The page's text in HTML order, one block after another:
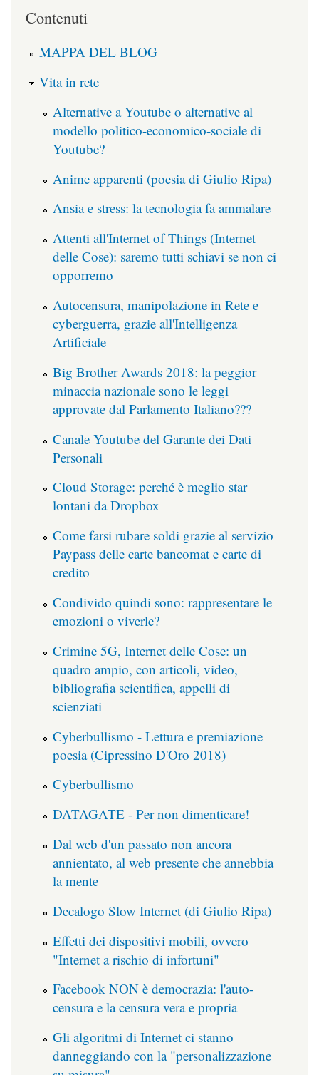
Contenuti
MAPPA DEL BLOG
Vita in rete
Alternative a Youtube o alternative al
modello politico-economico-sociale di
Youtube?
Anime apparenti (poesia di Giulio Ripa)
Ansia e stress: la tecnologia fa ammalare
Attenti all'Internet of Things (Internet
delle Cose): saremo tutti schiavi se non ci
opporremo
Autocensura, manipolazione in Rete e
cyberguerra, grazie all'Intelligenza
Artificiale
Big Brother Awards 2018: la peggior
minaccia nazionale sono le leggi
approvate dal Parlamento Italiano???
Canale Youtube del Garante dei Dati
Personali
Cloud Storage: perché è meglio star
lontani da Dropbox
Come farsi rubare soldi grazie al servizio
Paypass delle carte bancomat e carte di
credito
Condivido quindi sono: rappresentare le
emozioni o viverle?
Crimine 5G, Internet delle Cose: un
quadro ampio, con articoli, video,
bibliografia scientifica, appelli di
scienziati
Cyberbullismo - Lettura e premiazione
poesia (Cipressino D'Oro 2018)
Cyberbullismo
DATAGATE - Per non dimenticare!
Dal web d'un passato non ancora
annientato, al web presente che annebbia
la mente
Decalogo Slow Internet (di Giulio Ripa)
Effetti dei dispositivi mobili, ovvero
"Internet a rischio di infortuni"
Facebook NON è democrazia: l'auto-
censura e la censura vera e propria
Gli algoritmi di Internet ci stanno
danneggiando con la "personalizzazione